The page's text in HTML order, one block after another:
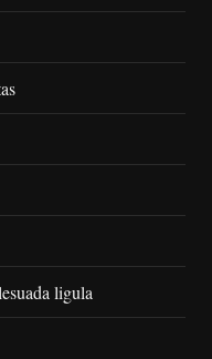
ligula